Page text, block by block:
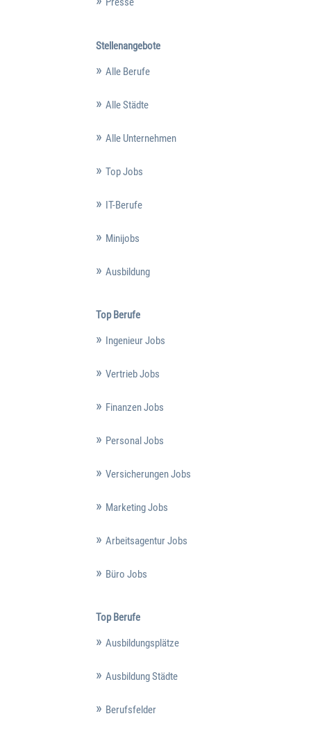
Stellenangebote
Alle Berufe
Alle Städte
Alle Unternehmen
Top Jobs
IT-Berufe
Minijobs
Ausbildung
Top Berufe
Ingenieur Jobs
Vertrieb Jobs
Finanzen Jobs
Personal Jobs
Versicherungen Jobs
Marketing Jobs
Arbeitsagentur Jobs
Büro Jobs
Top Berufe
Ausbildungsplätze
Ausbildung Städte
Berufsfelder